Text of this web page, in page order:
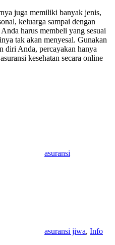
juga memiliki banyak jenis,
keluarga sampai dengan
harus membeli yang sesuai
tak akan menyesal. Gunakan
diri Anda, percayakan hanya
kesehatan secara online
asuransi
asuransi jiwa, Info